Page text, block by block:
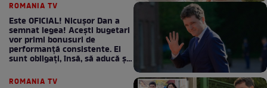
ROMANIA TV
Este OFICIAL! Nicușor Dan a
semnat legea! Acești bugetari
vor primi bonusuri de
performanță consistente. Ei
sunt obligați, însă, să aducă și
ROMANIA TV